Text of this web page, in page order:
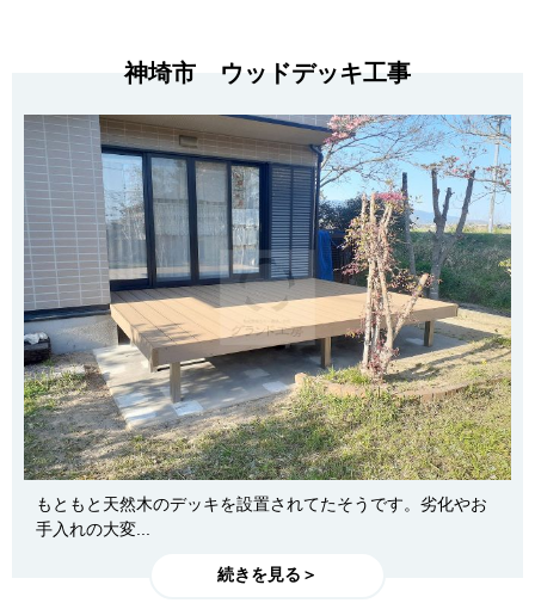
神埼市 ウッドデッキ工事
もともと天然木のデッキを設置されてたそうです。劣化やお
手入れの大変...
続きを見る＞